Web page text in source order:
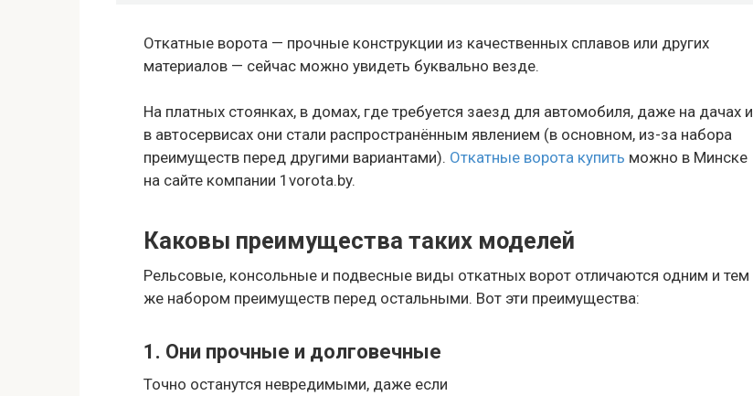
Откатные ворота — прочные конструкции из качественных сплавов или других
материалов — сейчас можно увидеть буквально везде.
На платных стоянках, в домах, где требуется заезд для автомобиля, даже на дачах и
в автосервисах они стали распространённым явлением (в основном, из-за набора
преимуществ перед другими вариантами). Откатные ворота купить можно в Минске
на сайте компании 1vorota.by.
Каковы преимущества таких моделей
Рельсовые, консольные и подвесные виды откатных ворот отличаются одним и тем
же набором преимуществ перед остальными. Вот эти преимущества:
1. Они прочные и долговечные
Точно останутся невредимыми, даже если